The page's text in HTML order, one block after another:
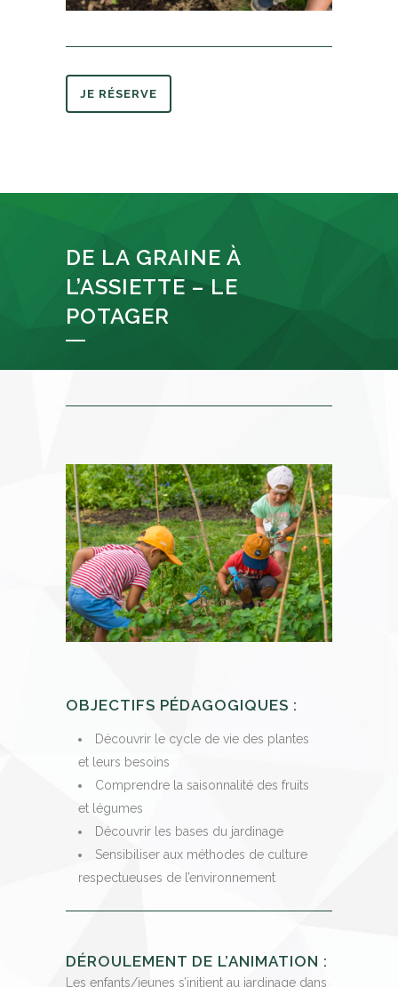
JE RÉSERVE
DE LA GRAINE À
L’ASSIETTE – LE
POTAGER
OBJECTIFS PÉDAGOGIQUES :
Découvrir le cycle de vie des plantes
et leurs besoins
Comprendre la saisonnalité des fruits
et légumes
Découvrir les bases du jardinage
Sensibiliser aux méthodes de culture
respectueuses de l’environnement
DÉROULEMENT DE L’ANIMATION :
Les enfants/jeunes s’initient au jardinage dans